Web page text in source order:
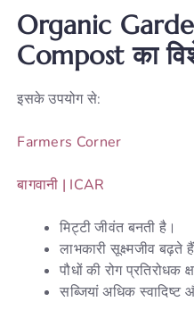
Organic
Compost का
इसके उपयोग से:
Farmers Corner
बागवानी | ICAR
मिट्टी जीवंत बनती है।
लाभकारी सूक्ष्मजीव बढ़ते
पौधों की रोग प्रतिरोधक
सब्जियां अधिक स्वादिष्ट